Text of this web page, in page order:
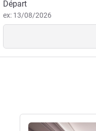
Départ
ex: 13/08/2026
Voir les détails